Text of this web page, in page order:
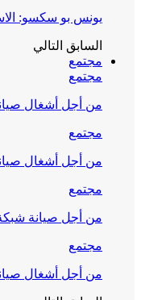
يونس بو سكسو:
السابق التالي
مجتمع
مجتمع
من أجل أشغال
مجتمع
من أجل أشغال
مجتمع
من أجل صيانة
مجتمع
من أجل أشغال